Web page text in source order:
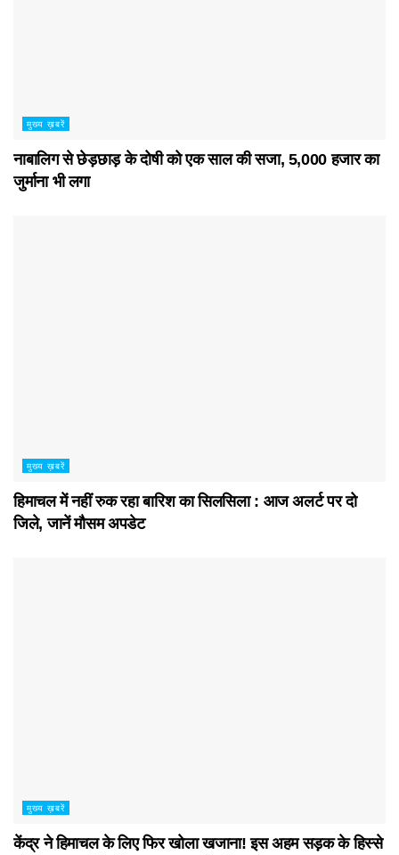
मुख्य ख़बरें
नाबालिग से छेड़छाड़ के दोषी को एक साल की सजा, 5,000 हजार का
जुर्माना भी लगा
मुख्य ख़बरें
हिमाचल में नहीं रुक रहा बारिश का सिलसिला : आज अलर्ट पर दो
जिले, जानें मौसम अपडेट
मुख्य ख़बरें
केंद्र ने हिमाचल के लिए फिर खोला खजाना! इस अहम सड़क के हिस्से